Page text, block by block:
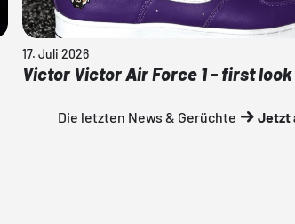
17. Juli 2026
Victor Victor Air Force 1 - first look
Die letzten News & Gerüchte Jetzt